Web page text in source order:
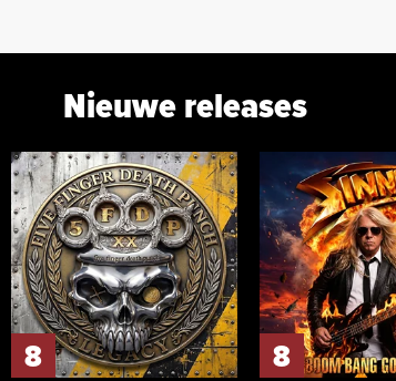
Nieuwe releases
8 8